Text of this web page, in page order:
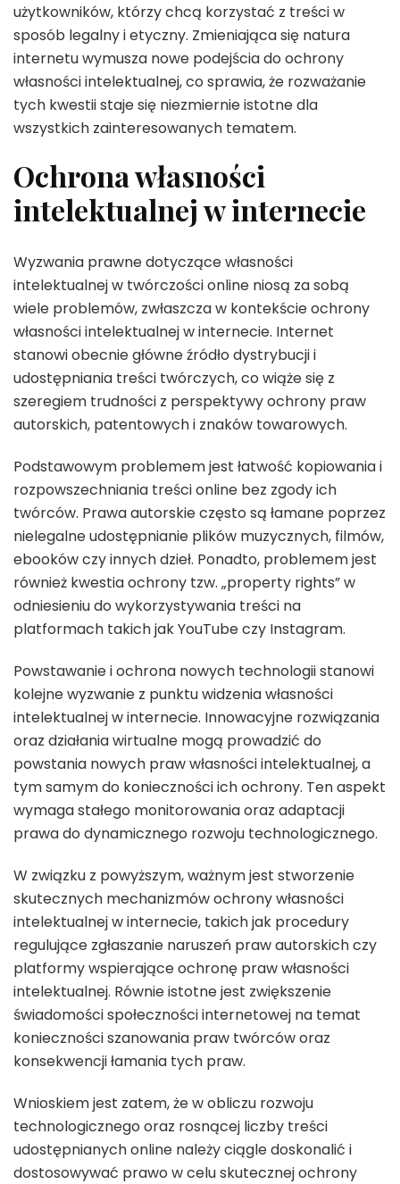
użytkowników, którzy chcą korzystać z treści w
sposób legalny i etyczny. Zmieniająca się natura
internetu wymusza nowe podejścia do ochrony
własności intelektualnej, co sprawia, że rozważanie
tych kwestii staje się niezmiernie istotne dla
wszystkich zainteresowanych tematem.
Ochrona własności
intelektualnej w internecie
Wyzwania prawne dotyczące własności
intelektualnej w twórczości online niosą za sobą
wiele problemów, zwłaszcza w kontekście ochrony
własności intelektualnej w internecie. Internet
stanowi obecnie główne źródło dystrybucji i
udostępniania treści twórczych, co wiąże się z
szeregiem trudności z perspektywy ochrony praw
autorskich, patentowych i znaków towarowych.
Podstawowym problemem jest łatwość kopiowania i
rozpowszechniania treści online bez zgody ich
twórców. Prawa autorskie często są łamane poprzez
nielegalne udostępnianie plików muzycznych, filmów,
ebooków czy innych dzieł. Ponadto, problemem jest
również kwestia ochrony tzw. „property rights” w
odniesieniu do wykorzystywania treści na
platformach takich jak YouTube czy Instagram.
Powstawanie i ochrona nowych technologii stanowi
kolejne wyzwanie z punktu widzenia własności
intelektualnej w internecie. Innowacyjne rozwiązania
oraz działania wirtualne mogą prowadzić do
powstania nowych praw własności intelektualnej, a
tym samym do konieczności ich ochrony. Ten aspekt
wymaga stałego monitorowania oraz adaptacji
prawa do dynamicznego rozwoju technologicznego.
W związku z powyższym, ważnym jest stworzenie
skutecznych mechanizmów ochrony własności
intelektualnej w internecie, takich jak procedury
regulujące zgłaszanie naruszeń praw autorskich czy
platformy wspierające ochronę praw własności
intelektualnej. Równie istotne jest zwiększenie
świadomości społeczności internetowej na temat
konieczności szanowania praw twórców oraz
konsekwencji łamania tych praw.
Wnioskiem jest zatem, że w obliczu rozwoju
technologicznego oraz rosnącej liczby treści
udostępnianych online należy ciągle doskonalić i
dostosowywać prawo w celu skutecznej ochrony